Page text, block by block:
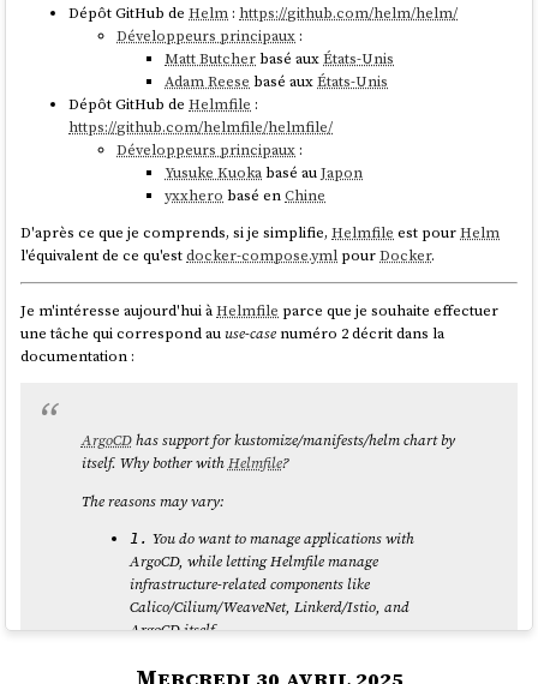
swappinessparameter controls the tendency of the
kernel to move processes out of physical memory and onto
the swap disk. Because disks are much slower than RAM,
this can lead to slower response times for system and
applications if processes are too aggressively moved out of
memory.
swappiness can have a value of between
swappiness=0 tells the kernel to avoid
swapping processes out of physical memory for as
long as possible
swap processes out of physical memory and move
them to swap cache
installation. A value ofswappiness=10is
recommended, but feel free to experiment. Note: Ubuntu
server installations have different performance
requirements to desktop systems, and the default value of
is likely more suitable.
est utilisé.
Dépôt GitHub deHelm : https://github.com/helm/helm/
Développeurs principaux :
Matt Butcherbasé auxÉtats-Unis
Adam Reese basé auxÉtats-Unis
Dépôt GitHub deHelmfile :
https://github.com/helmfile/helmfile/
Développeurs principaux :
Yusuke Kuokabasé auJapon
yxxhero basé enChine
D'après ce que je comprends, si je simplifie,Helmfile est pourHelm
l'équivalent de ce qu'estdocker-compose.yml pourDocker.
Je m'intéresse aujourd'hui àHelmfile parce que je souhaite effectuer
une tâche qui correspond auuse-case numéro 2 décrit dans la
documentation :
ArgoCDhas support for kustomize/manifests/helm chart by
itself. Why bother withHelmfile?
The reasons may vary:
1. You do want to manage applications with
ArgoCD, while letting Helmfile manage
infrastructure-related components like
Calico/Cilium/WeaveNet, Linkerd/Istio, and
ArgoCD itself.
being applied on pull-request time, before ArgoCD